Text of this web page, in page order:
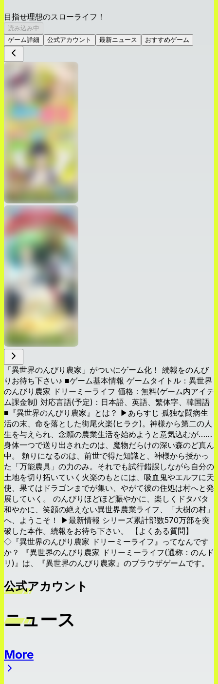
目指せ理想のスローライフ！
読み込み中
ゲーム詳細
公式アカウント 最新ニュース おすすめゲーム
「異世界のんびり農家」がついにゲーム化！ 続報をのんび
りお待ち下さい♪ ■ゲーム基本情報 ゲームタイトル：異世界
のんびり農家 ドリーミーライフ 価格：無料(ゲーム内アイテ
ム課金制) 対応言語(予定)：日本語、英語、繁体字、韓国語
■『異世界のんびり農家』とは？ ▶あらすじ 孤独な闘病生
活の末、命を落とした街尾火楽(ヒラク)。神様から第二の人
生を与えられ、念願の農業生活を始めようと意気込むが……
身体一つで送り出されたのは、魔物だらけの深い森のど真ん
中。 頼りになるのは、前世で得た知識と、神様から授かっ
た「万能農具」の力のみ。それでも試行錯誤しながら自分の
土地を切り拓いていく火楽のもとには、吸血鬼やエルフに天
使、果てはドラゴンまでが集い、やがて彼の住処は村へと発
展していく。 のんびりほどほど賑やかに、楽しくドタバタ
和やかに、笑顔の絶えない異世界農業ライフ、「大樹の村」
へ、ようこそ！ ▶最新情報 シリーズ累計部数570万部を突
破した本作。続報をお待ち下さい。 【よくある質問】
◇『異世界のんびり農家 ドリーミーライフ』ってなんです
か？ 『異世界のんびり農家 ドリーミーライフ(通称：のんド
リ)』は、『異世界のんびり農家』のブラウザゲームです。
公式アカウント
ニュース
More